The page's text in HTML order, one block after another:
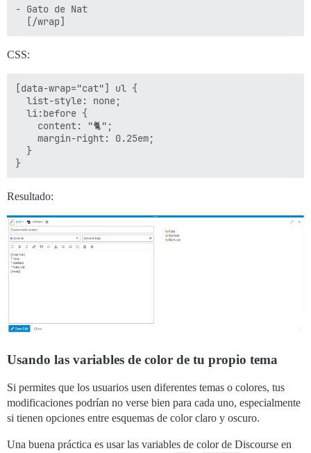
- Gato de Nat
CSS:
[data-wrap="cat"] ul {
  list-style: none;
  li:before {
    content: "🐈";
    margin-right: 0.25em;
  }
Resultado:
Usando las variables de color de tu propio tema
Si permites que los usuarios usen diferentes temas o colores, tus
modificaciones podrían no verse bien para cada uno, especialmente
si tienen opciones entre esquemas de color claro y oscuro.
Una buena práctica es usar las variables de color de Discourse en